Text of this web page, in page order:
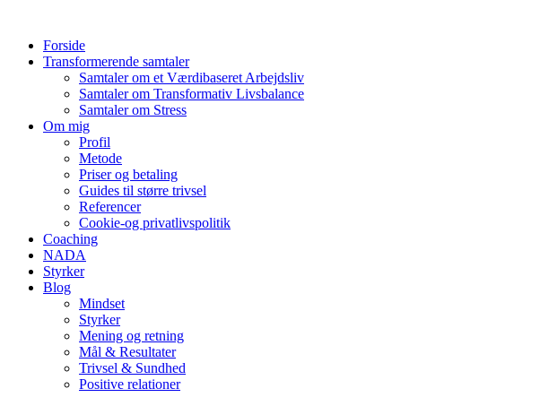
indholdForside
Transformerende samtaler
Samtaler om et Værdibaseret Arbejdsliv
Samtaler om Transformativ Livsbalance
Samtaler om Stress
Om mig
Profil
Metode
Priser og betaling
Guides til større trivsel
Referencer
Cookie-og privatlivspolitik
Coaching
NADA
Styrker
Blog
Mindset
Styrker
Mening og retning
Mål & Resultater
Trivsel & Sundhed
Positive relationer